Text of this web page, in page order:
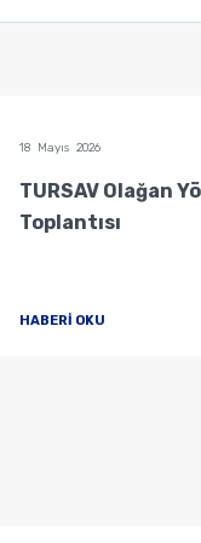
18 Mayıs 2026
TURSAV Olağan
Toplantısı
HABERİ OKU